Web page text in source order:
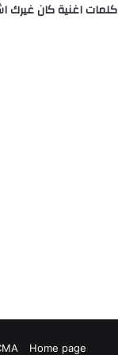
كلمات اغنية كان غيرك
Home page